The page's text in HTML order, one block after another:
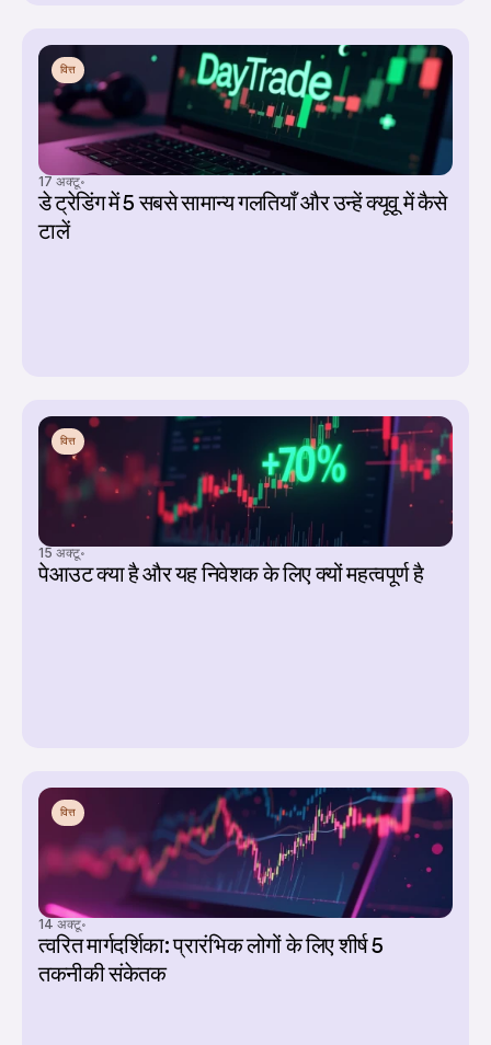
वित्त
17 अक्टू॰
डे ट्रेडिंग में 5 सबसे सामान्य गलतियाँ और उन्हें क्यूवू में कैसे
टालें
वित्त
15 अक्टू॰
पेआउट क्या है और यह निवेशक के लिए क्यों महत्वपूर्ण है
वित्त
14 अक्टू॰
त्वरित मार्गदर्शिका: प्रारंभिक लोगों के लिए शीर्ष 5
तकनीकी संकेतक